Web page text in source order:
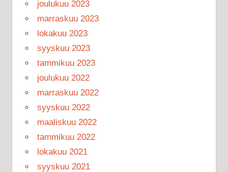
joulukuu 2023
marraskuu 2023
lokakuu 2023
syyskuu 2023
tammikuu 2023
joulukuu 2022
marraskuu 2022
syyskuu 2022
maaliskuu 2022
tammikuu 2022
lokakuu 2021
syyskuu 2021